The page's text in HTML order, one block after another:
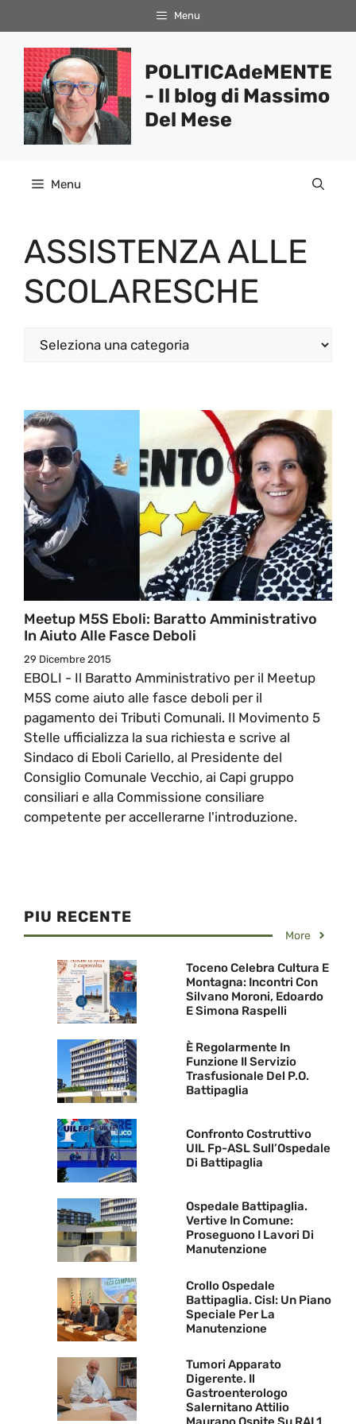
al
contenuto
Menu
POLITICAdeMENTE
- Il blog di Massimo
Del Mese
Menu
ASSISTENZA ALLE
SCOLARESCHE
Categorie
Meetup M5S Eboli: Baratto Amministrativo
In Aiuto Alle Fasce Deboli
29 Dicembre 2015
EBOLI - Il Baratto Amministrativo per il Meetup
M5S come aiuto alle fasce deboli per il
pagamento dei Tributi Comunali. Il Movimento 5
Stelle ufficializza la sua richiesta e scrive al
Sindaco di Eboli Cariello, al Presidente del
Consiglio Comunale Vecchio, ai Capi gruppo
consiliari e alla Commissione consiliare
competente per accellerarne l'introduzione.
PIU RECENTE
More
Toceno Celebra Cultura E
Montagna: Incontri Con
Silvano Moroni, Edoardo
E Simona Raspelli
È Regolarmente In
Funzione Il Servizio
Trasfusionale Del P.O.
Battipaglia
Confronto Costruttivo
UIL Fp-ASL Sull’Ospedale
Di Battipaglia
Ospedale Battipaglia.
Vertive In Comune:
Proseguono I Lavori Di
Manutenzione
Crollo Ospedale
Battipaglia. Cisl: Un Piano
Speciale Per La
Manutenzione
Tumori Apparato
Digerente. Il
Gastroenterologo
Salernitano Attilio